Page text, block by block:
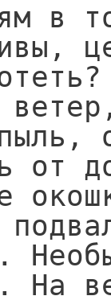
в
от
На